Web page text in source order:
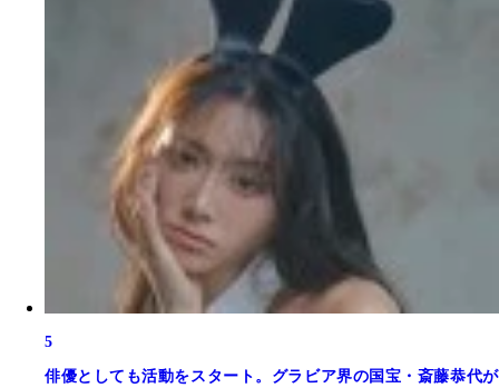
5
俳優としても活動をスタート。グラビア界の国宝・斎藤恭代が